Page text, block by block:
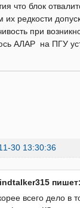
что блок
их редкости
при
АЛАР на ПГУ
30 13:30:36
пишет:
всего дело в